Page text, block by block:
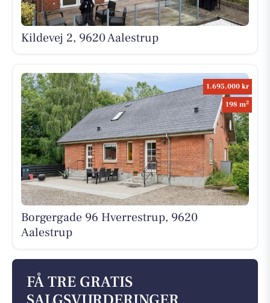
Kildevej 2, 9620 Aalestrup
1.695.000 kr
198 m2
Borgergade 96 Hverrestrup, 9620
Aalestrup
FÅ TRE GRATIS